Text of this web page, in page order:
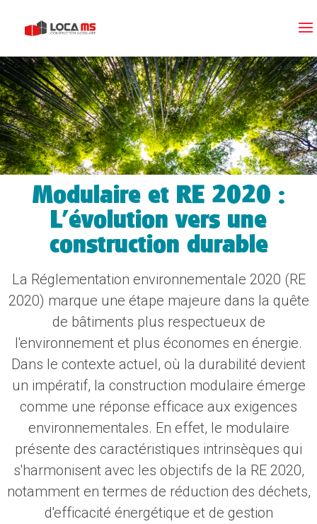
Modulaire et RE 2020 :
L’évolution vers une
construction durable
La Réglementation environnementale 2020 (RE
2020) marque une étape majeure dans la quête
de bâtiments plus respectueux de
l'environnement et plus économes en énergie.
Dans le contexte actuel, où la durabilité devient
un impératif, la construction modulaire émerge
comme une réponse efficace aux exigences
environnementales. En effet, le modulaire
présente des caractéristiques intrinsèques qui
s'harmonisent avec les objectifs de la RE 2020,
notamment en termes de réduction des déchets,
d'efficacité énergétique et de gestion